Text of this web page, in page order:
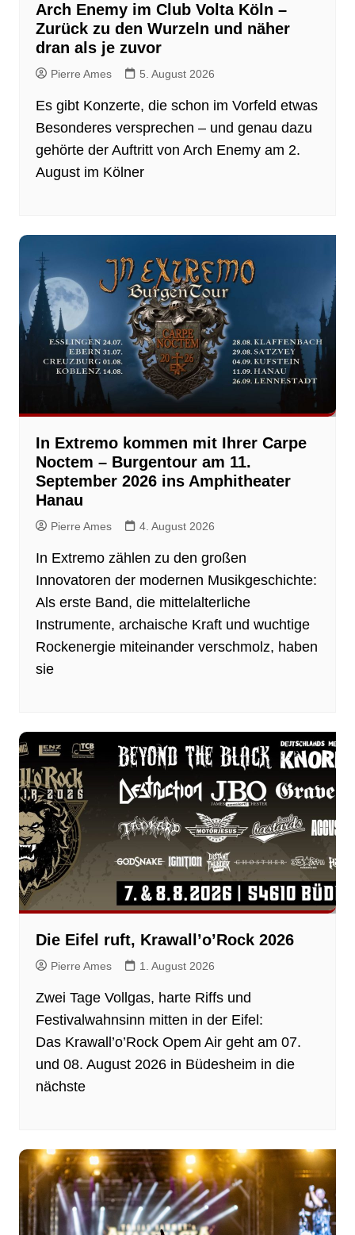
Arch Enemy im Club Volta Köln –
Zurück zu den Wurzeln und näher
dran als je zuvor
Pierre Ames 5. August 2026
Es gibt Konzerte, die schon im Vorfeld etwas
Besonderes versprechen – und genau dazu
gehörte der Auftritt von Arch Enemy am 2.
August im Kölner
In Extremo kommen mit Ihrer Carpe
Noctem – Burgentour am 11.
September 2026 ins Amphitheater
Hanau
Pierre Ames 4. August 2026
In Extremo zählen zu den großen
Innovatoren der modernen Musikgeschichte:
Als erste Band, die mittelalterliche
Instrumente, archaische Kraft und wuchtige
Rockenergie miteinander verschmolz, haben
sie
Die Eifel ruft, Krawall’o’Rock 2026
Pierre Ames 1. August 2026
Zwei Tage Vollgas, harte Riffs und
Festivalwahnsinn mitten in der Eifel:
Das Krawall’o’Rock Opem Air geht am 07.
und 08. August 2026 in Büdesheim in die
nächste